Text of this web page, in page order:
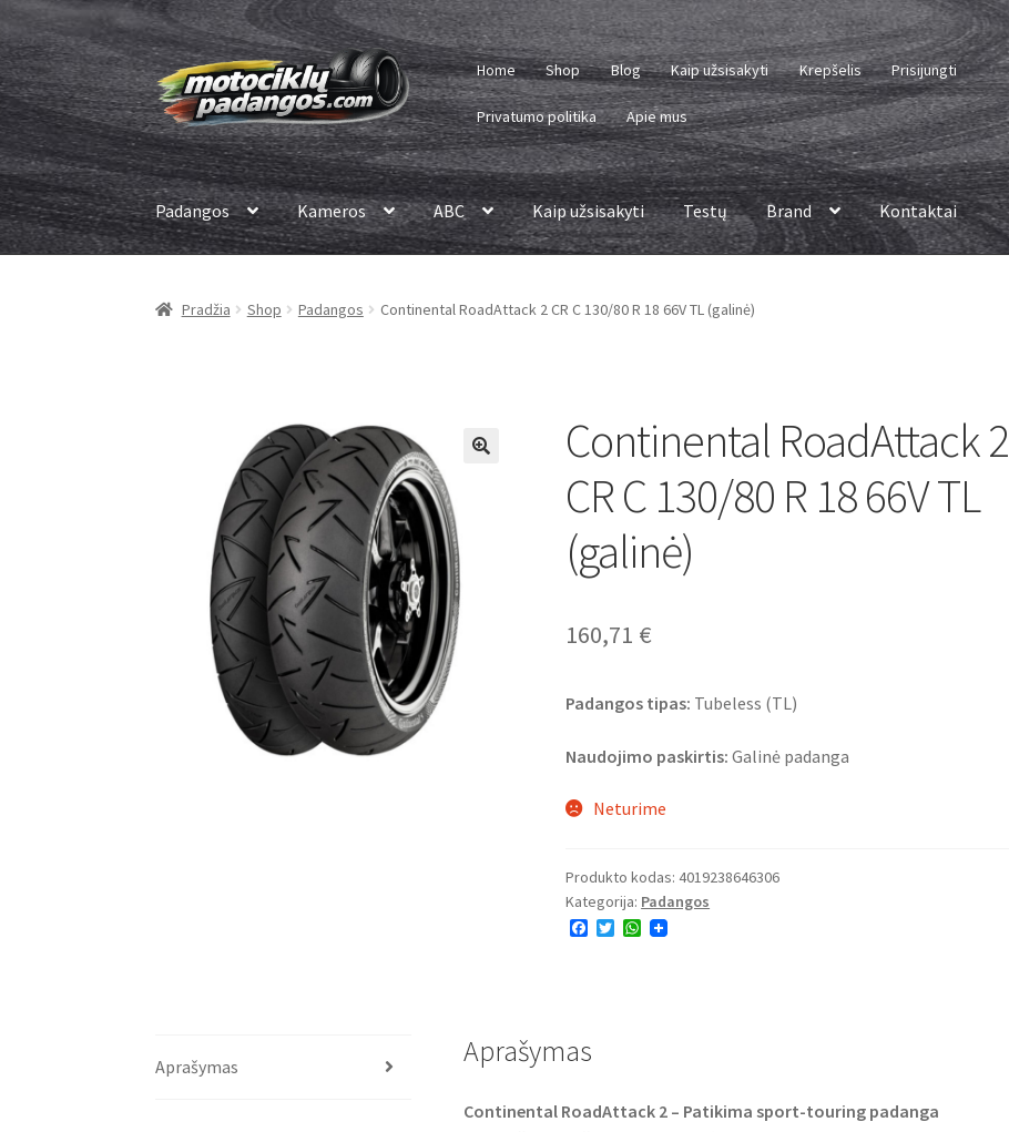
Pereiti
prie
meniu
Pereiti
prie
turinio
Home Shop Blog Kaip užsisakyti Krepšelis Prisijungti
Privatumo politika Apie mus
Padangos Kameros ABC Kaip užsisakyti Testų Brand Kontaktai
Pradžia Shop Padangos Continental RoadAttack 2 CR C 130/80 R 18 66V TL (galinė)
Continental RoadAttack 2
CR C 130/80 R 18 66V TL
(galinė)
160,71 €
Padangos tipas: Tubeless (TL)
Naudojimo paskirtis: Galinė padanga
Neturime
Produkto kodas:4019238646306
Kategorija: Padangos
F
k
T
W
Aprašymas Aprašymas
Continental RoadAttack 2 – Patikima sport-touring padanga